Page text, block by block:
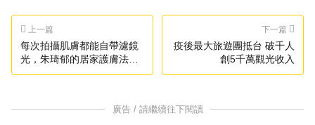
上一篇
每次拍攝肌膚都能自帶濾鏡
光，朱琦郁的居家護膚法寶
就是它
下一篇
疫後最大旅遊團抵台 破千人
創5千萬觀光收入
廣告 / 請繼續往下閱讀